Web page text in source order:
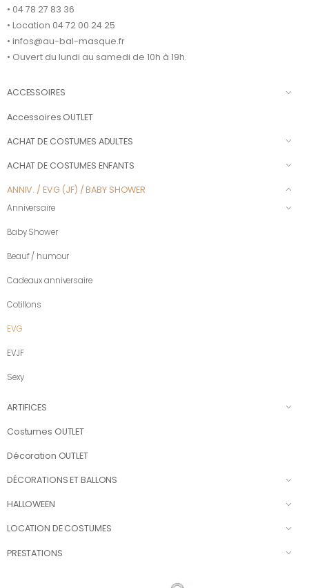
• 04 78 27 83 36
• Location 04 72 00 24 25
• infos@au-bal-masque.fr
• Ouvert du lundi au samedi de 10h à 19h.
ACCESSOIRES
Accessoires OUTLET
ACHAT DE COSTUMES ADULTES
ACHAT DE COSTUMES ENFANTS
ANNIV. / EVG (JF) / BABY SHOWER
Anniversaire
Baby Shower
Beauf / humour
Cadeaux anniversaire
Cotillons
EVG
EVJF
Sexy
ARTIFICES
Costumes OUTLET
Décoration OUTLET
DÉCORATIONS ET BALLONS
HALLOWEEN
LOCATION DE COSTUMES
PRESTATIONS